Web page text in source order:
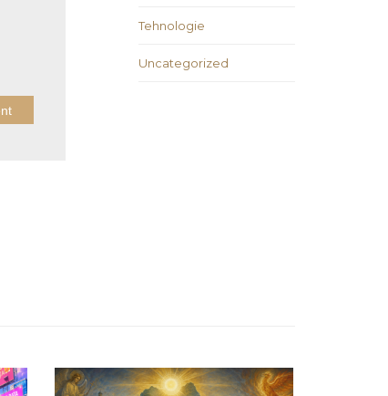
Tehnologie
Uncategorized